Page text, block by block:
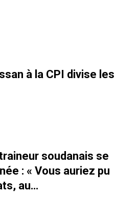
à la CPI divise les
soudanais se
: « Vous auriez pu
au…